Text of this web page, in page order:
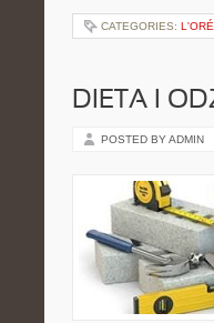
CATEGORIES:
DIETA I
POSTED BY ADMIN